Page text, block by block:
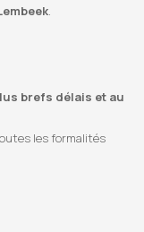
.
brefs délais et au
les formalités